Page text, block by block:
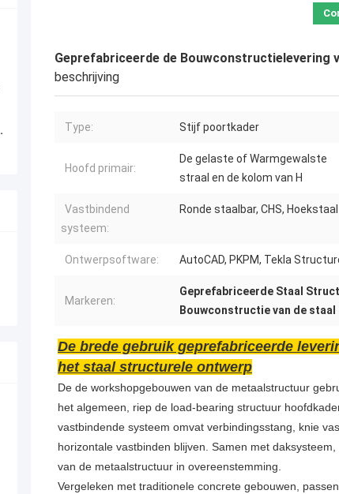
Geprefabriceerde de Bouwconstructielevering
beschrijving
Type: Stijf poortkader
Hoofd primair:
De gelaste of Warmgewalste
straal en de kolom van H
Vastbindend
systeem:
Ronde staalbar, CHS, Hoekstaal
Ontwerpsoftware: AutoCAD, PKPM, Tekla
Markeren:
Geprefabriceerde Staal
Bouwconstructie van de
De brede gebruik geprefabriceerde
het staal structurele ontwerp
De de workshopgebouwen van de metaalstructuur
het algemeen, riep de load-bearing structuur
vastbindende systeem omvat verbindingsstang, knie
horizontale vastbinden blijven. Samen met
van de metaalstructuur in overeenstemming.
Vergeleken met traditionele concrete gebouwen,